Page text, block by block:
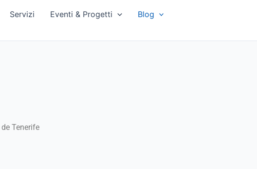
Servizi Eventi & Progetti
Blog
Tenerife